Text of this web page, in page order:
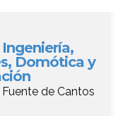
Domótica y
de Cantos